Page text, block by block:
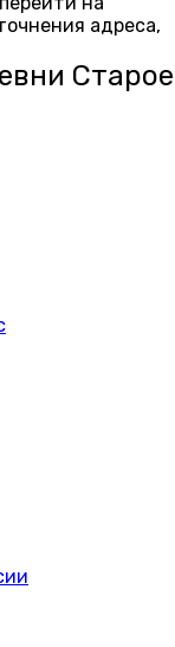
адреса,
Старое